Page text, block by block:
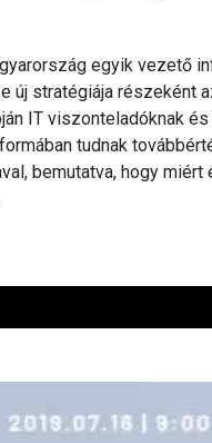
egyik vezető
új stratégiája
IT viszonteladóknak
tudnak
bemutatva, hogy